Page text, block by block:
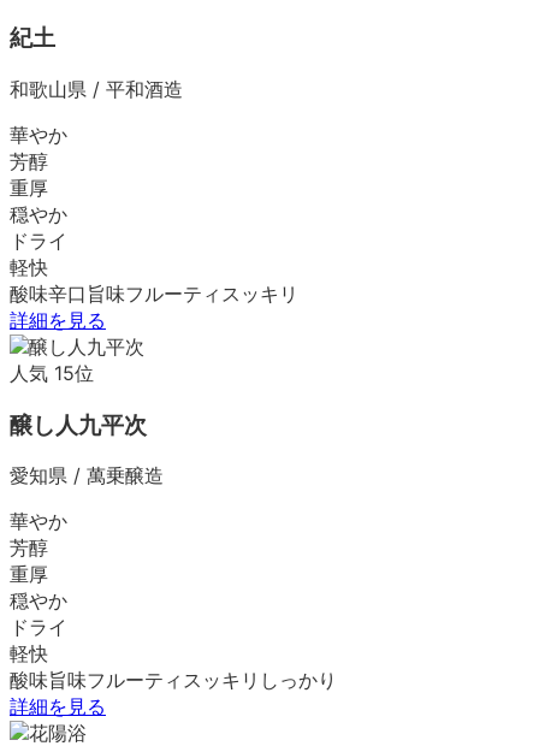
紀土
和歌山県 / 平和酒造
華やか
芳醇
重厚
穏やか
ドライ
軽快
酸味辛口 旨味フルーティ スッキリ
詳細を見る
人気 15位
醸し人九平次
愛知県 / 萬乗醸造
華やか
芳醇
重厚
穏やか
ドライ
軽快
酸味旨味フルーティ スッキリ しっかり
詳細を見る